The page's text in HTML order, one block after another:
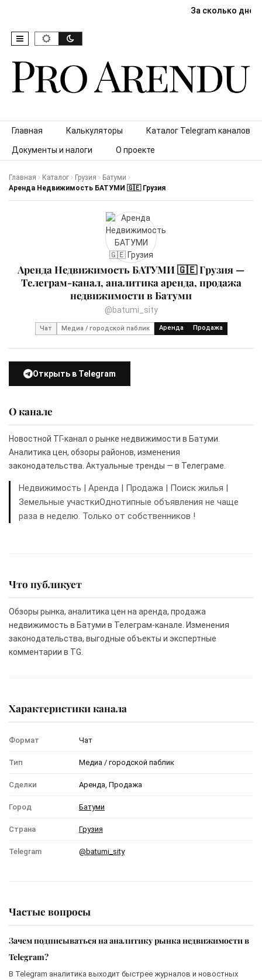
За сколько дней
Skip to content
Главная Калькуляторы Каталог Telegram каналов
Документы и налоги О проекте
Главная Каталог Грузия
Батуми
Аренда Недвижимость БАТУМИ 🇬🇪 Грузия
Аренда Недвижимость БАТУМИ 🇬🇪 Грузия —
Телеграм-канал, аналитика аренда, продажа
недвижимости в Батуми
@batumi_sity
Чат Медиа / городской паблик Аренда Продажа
Открыть в Telegram
О канале
Новостной ТГ-канал о рынке недвижимости в Батуми.
Аналитика цен, обзоры районов, изменения
законодательства. Актуальные тренды — в Телеграме.
Недвижимость | Аренда | Продажа | Поиск жилья |
Земельные участкиОднотипные объявления не чаще
раза в неделю. Только от собственников !
Что публикует
Обзоры рынка, аналитика цен на аренда, продажа
недвижимость в Батуми в Телеграм-канале. Изменения
законодательства, выгодные объекты и экспертные
комментарии в TG.
Характеристики канала
Формат Чат
Тип Медиа / городской паблик
Сделки Аренда, Продажа
Город Батуми
Страна Грузия
Telegram @batumi_sity
Частые вопросы
Зачем подписываться на аналитику рынка недвижимости в
Telegram?
В Telegram аналитика выходит быстрее журналов и новостных